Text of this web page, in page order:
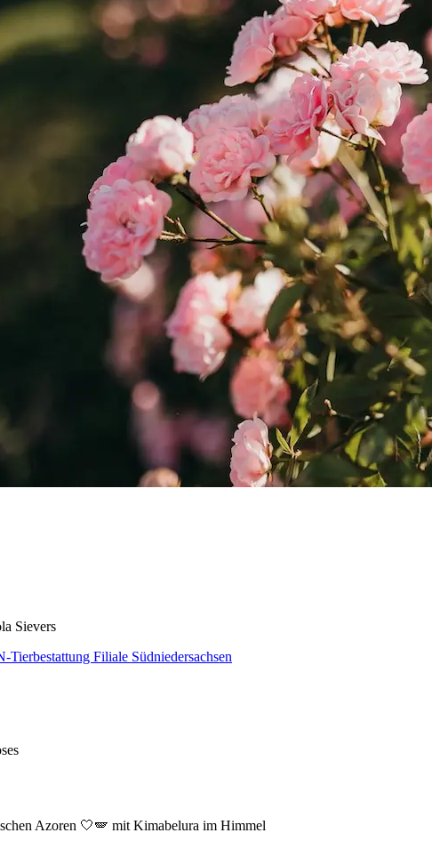
Sievers
Filiale Südniedersachsen
Azoren 🤍🪽 mit Kimabelura im Himmel